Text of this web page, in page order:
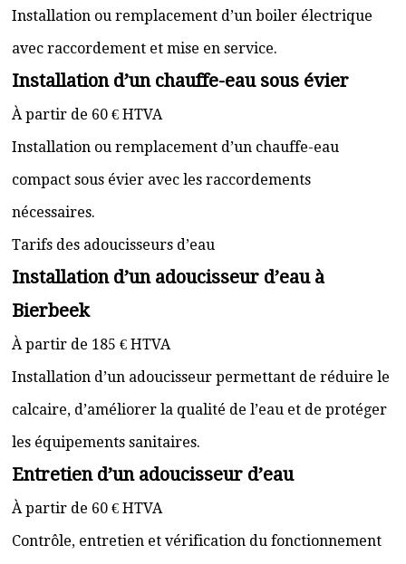
Installation ou remplacement d’un boiler électrique
avec raccordement et mise en service.
Installation d’un chauffe-eau sous évier
À partir de 60 € HTVA
Installation ou remplacement d’un chauffe-eau
compact sous évier avec les raccordements
nécessaires.
Tarifs des adoucisseurs d’eau
Installation d’un adoucisseur d’eau à
Bierbeek
À partir de 185 € HTVA
Installation d’un adoucisseur permettant de réduire le
calcaire, d’améliorer la qualité de l’eau et de protéger
les équipements sanitaires.
Entretien d’un adoucisseur d’eau
À partir de 60 € HTVA
Contrôle, entretien et vérification du fonctionnement